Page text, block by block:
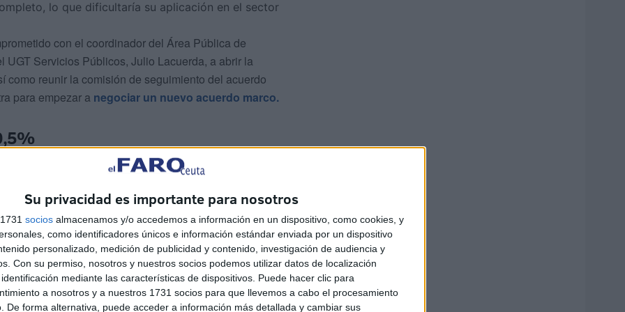
Su privacidad es importante para nosotros
socios almacenamos y/o accedemos a información en un dispositivo, como cookies, y
como identificadores únicos e información estándar enviada por un dispositivo
personalizado, medición de publicidad y contenido, investigación de audiencia y
Con su permiso, nosotros y nuestros socios podemos utilizar datos de localización
mediante las características de dispositivos. Puede hacer clic para
a nosotros y a nuestros 1731 socios para que llevemos a cabo el procesamiento
De forma alternativa, puede acceder a información más detallada y cambiar sus
lo que dificultaría su aplicación en el sector
con el coordinador del Área Pública de
Servicios Públicos, Julio Lacuerda, a abrir la
reunir la comisión de seguimiento del acuerdo
para empezar a negociar un nuevo acuerdo marco.
a la mayor brevedad estos avances para que no
Además, le han apremiado a aprobar lo antes posible
retroactivos a 1 de enero de 2024, para los